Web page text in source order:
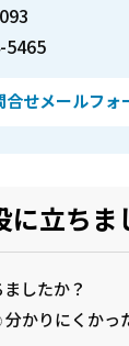
5465
合せメールフォ
に立ちま
したか？
分かりにくかっ